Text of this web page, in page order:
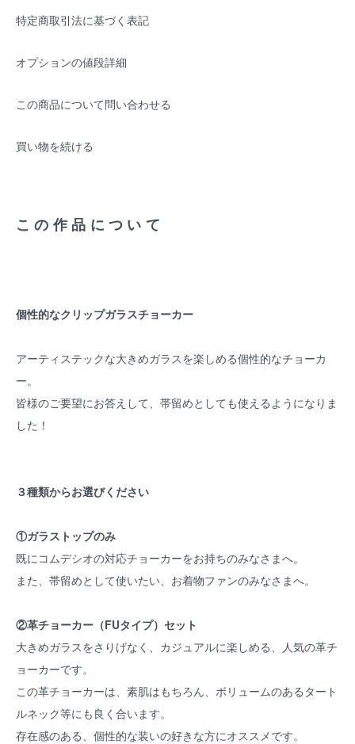
特定商取引法に基づく表記
オプションの値段詳細
この商品について問い合わせる
買い物を続ける
この作品について
個性的なクリップガラスチョーカー
アーティステックな大きめガラスを楽しめる個性的なチョーカ
ー。
皆様のご要望にお答えして、帯留めとしても使えるようになりま
した！
３種類からお選びください
①ガラストップのみ
既にコムデシオの対応チョーカーをお持ちのみなさまへ。
また、帯留めとして使いたい、お着物ファンのみなさまへ。
②革チョーカー（FUタイプ）セット
大きめガラスをさりげなく、カジュアルに楽しめる、人気の革チ
ョーカーです。
この革チョーカーは、素肌はもちろん、ボリュームのあるタート
ルネック等にも良く合います。
存在感のある、個性的な装いの好きな方にオススメです。